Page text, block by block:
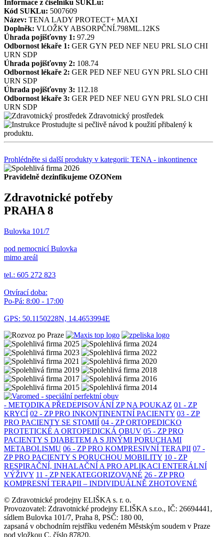
Informace z číselníku SUKLu:
Kód SUKLu: 5007609
Název: TENA LADY PROTECT+ MAXI
Doplněk: VLOŽKY ABSORPČNÍ.798ML.12KS
Úhrada pojišťovny 1: 97.29
Odbornost lékaře 1: GER GYN PED NEF NEU PRL SLO CHI
URN SDP
Úhrada pojišťovny 2: 108.74
Odbornost lékaře 2: GER PED NEF NEU GYN PRL SLO CHI
URN SDP
Úhrada pojišťovny 3: 112.18
Odbornost lékaře 3: GER PED NEF NEU GYN PRL SLO CHI
URN SDP
Zdravotnický prostředek
Prostudujte si pečlivě návod k použití přibalený k
produktu.
Prohlédněte si další produkty v kategorii: TENA - inkontinence
Pravidelně dezinfikujeme OZONem
Zdravotnické potřeby
PRAHA 8
Bulovka 101/7
pod nemocnicí Bulovka
mimo areál
tel.: 605 272 823
Otvírací doba:
Po-Pá: 8:00 - 17:00
GPS: 50.1150228N, 14.4653994E
- METODIKA PŘEDEPISOVÁNÍ ZP NA POUKAZ 01 - ZP
KRYCÍ 02 - ZP PRO INKONTINENTNÍ PACIENTY 03 - ZP
PRO PACIENTY SE STOMIÍ 04 - ZP ORTOPEDICKO
PROTETICKÉ A ORTOPEDICKÁ OBUV 05 - ZP PRO
PACIENTY S DIABETEM A S JINÝMI PORUCHAMI
METABOLISMU 06 - ZP PRO KOMPRESIVNÍ TERAPII 07 -
ZP PRO PACIENTY S PORUCHOU MOBILITY 10 - ZP
RESPIRAČNÍ, INHALAČNÍ A PRO APLIKACI ENTERÁLNÍ
VÝŽIVY 11 - ZP NEKATEGORIZOVANÉ 26 - ZP PRO
KOMPRESNÍ TERAPII – INDIVIDUÁLNĚ ZHOTOVENÉ
© Zdravotnické prodejny ELIŠKA s. r. o.
Provozovatel: Zdravotnické prodejny ELIŠKA s.r.o., IČ: 26694441,
sídlem Bulovka 101/7, Praha 8, PSČ: 180 00,
zapsaná v obchodním rejstříku vedeném Městským soudem v Praze
pod vložkou C, číslo 87820.